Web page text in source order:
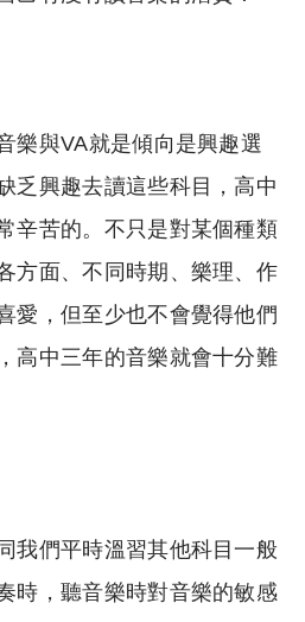
樂與VA就是傾向是興趣選
乏興趣去讀這些科目，高中
辛苦的。不只是對某個種類
方面、不同時期、樂理、作
愛，但至少也不會覺得他們
高中三年的音樂就會十分難
我們平時溫習其他科目一般
時，聽音樂時對音樂的敏感